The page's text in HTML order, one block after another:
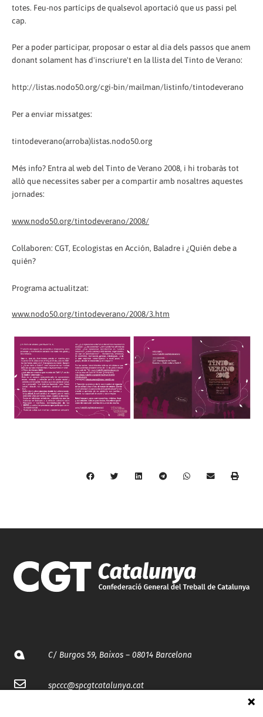
totes. Feu-nos partícips de qualsevol aportació que us passi pel
cap.
Per a poder participar, proposar o estar al dia dels passos que anem
donant solament has d'inscriure't en la llista del Tinto de Verano:
http://listas.nodo50.org/cgi-bin/mailman/listinfo/tintodeverano
Per a enviar missatges:
tintodeverano(arroba)listas.nodo50.org
Més info? Entra al web del Tinto de Verano 2008, i hi trobaràs tot
allò que necessites saber per a compartir amb nosaltres aquestes
jornades:
www.nodo50.org/tintodeverano/2008/
Col·laboren: CGT, Ecologistas en Acción, Baladre i ¿Quién debe a
quién?
Programa actualitzat:
www.nodo50.org/tintodeverano/2008/3.htm
C/ Burgos 59, Baixos – 08014 Barcelona
spccc@spcgtcatalunya.cat